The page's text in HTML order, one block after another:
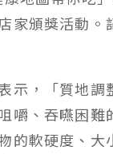
家頒獎活動。
示，「質地調
嚼、吞嚥困難
的軟硬度、大